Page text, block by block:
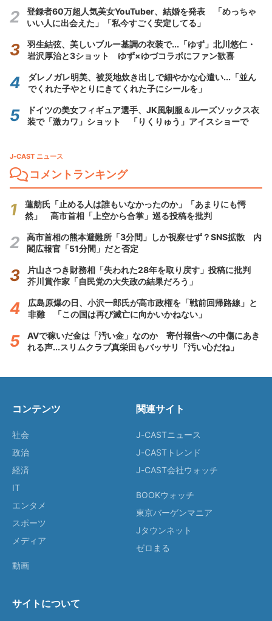
登録者60万超人気美女YouTuber、結婚を発表 「めっちゃ
いい人に出会えた」「私今すごく安定してる」
羽生結弦、美しいブルー基調の衣装で...「ゆず」北川悠仁・
岩沢厚治と3ショット ゆず×ゆづコラボにファン歓喜
ダレノガレ明美、被災地炊き出しで細やかな心遣い...「並ん
でくれた子やとりにきてくれた子にシールを」
ドイツの美女フィギュア選手、JK風制服＆ルーズソックス衣
装で「激カワ」ショット 「りくりゅう」アイスショーで
J-CAST ニュース
コメントランキング
蓮舫氏「止める人は誰もいなかったのか」「あまりにも愕
然」 高市首相「上空から合掌」巡る投稿を批判
高市首相の熊本避難所「3分間」しか視察せず？SNS拡散 内
閣広報官「51分間」だと否定
片山さつき財務相「失われた28年を取り戻す」投稿に批判
芥川賞作家「自民党の大失政の結果だろう」
広島原爆の日、小沢一郎氏が高市政権を「戦前回帰路線」と
非難 「この国は再び滅亡に向かいかねない」
AVで稼いだ金は「汚い金」なのか 寄付報告への中傷にあき
れる声...スリムクラブ真栄田もバッサリ「汚い心だね」
コンテンツ
社会
政治
経済
IT
エンタメ
スポーツ
メディア
動画
関連サイト
J-CASTニュース
J-CASTトレンド
J-CAST会社ウォッチ
BOOKウォッチ
東京バーゲンマニア
Jタウンネット
ゼロまる
サイトについて